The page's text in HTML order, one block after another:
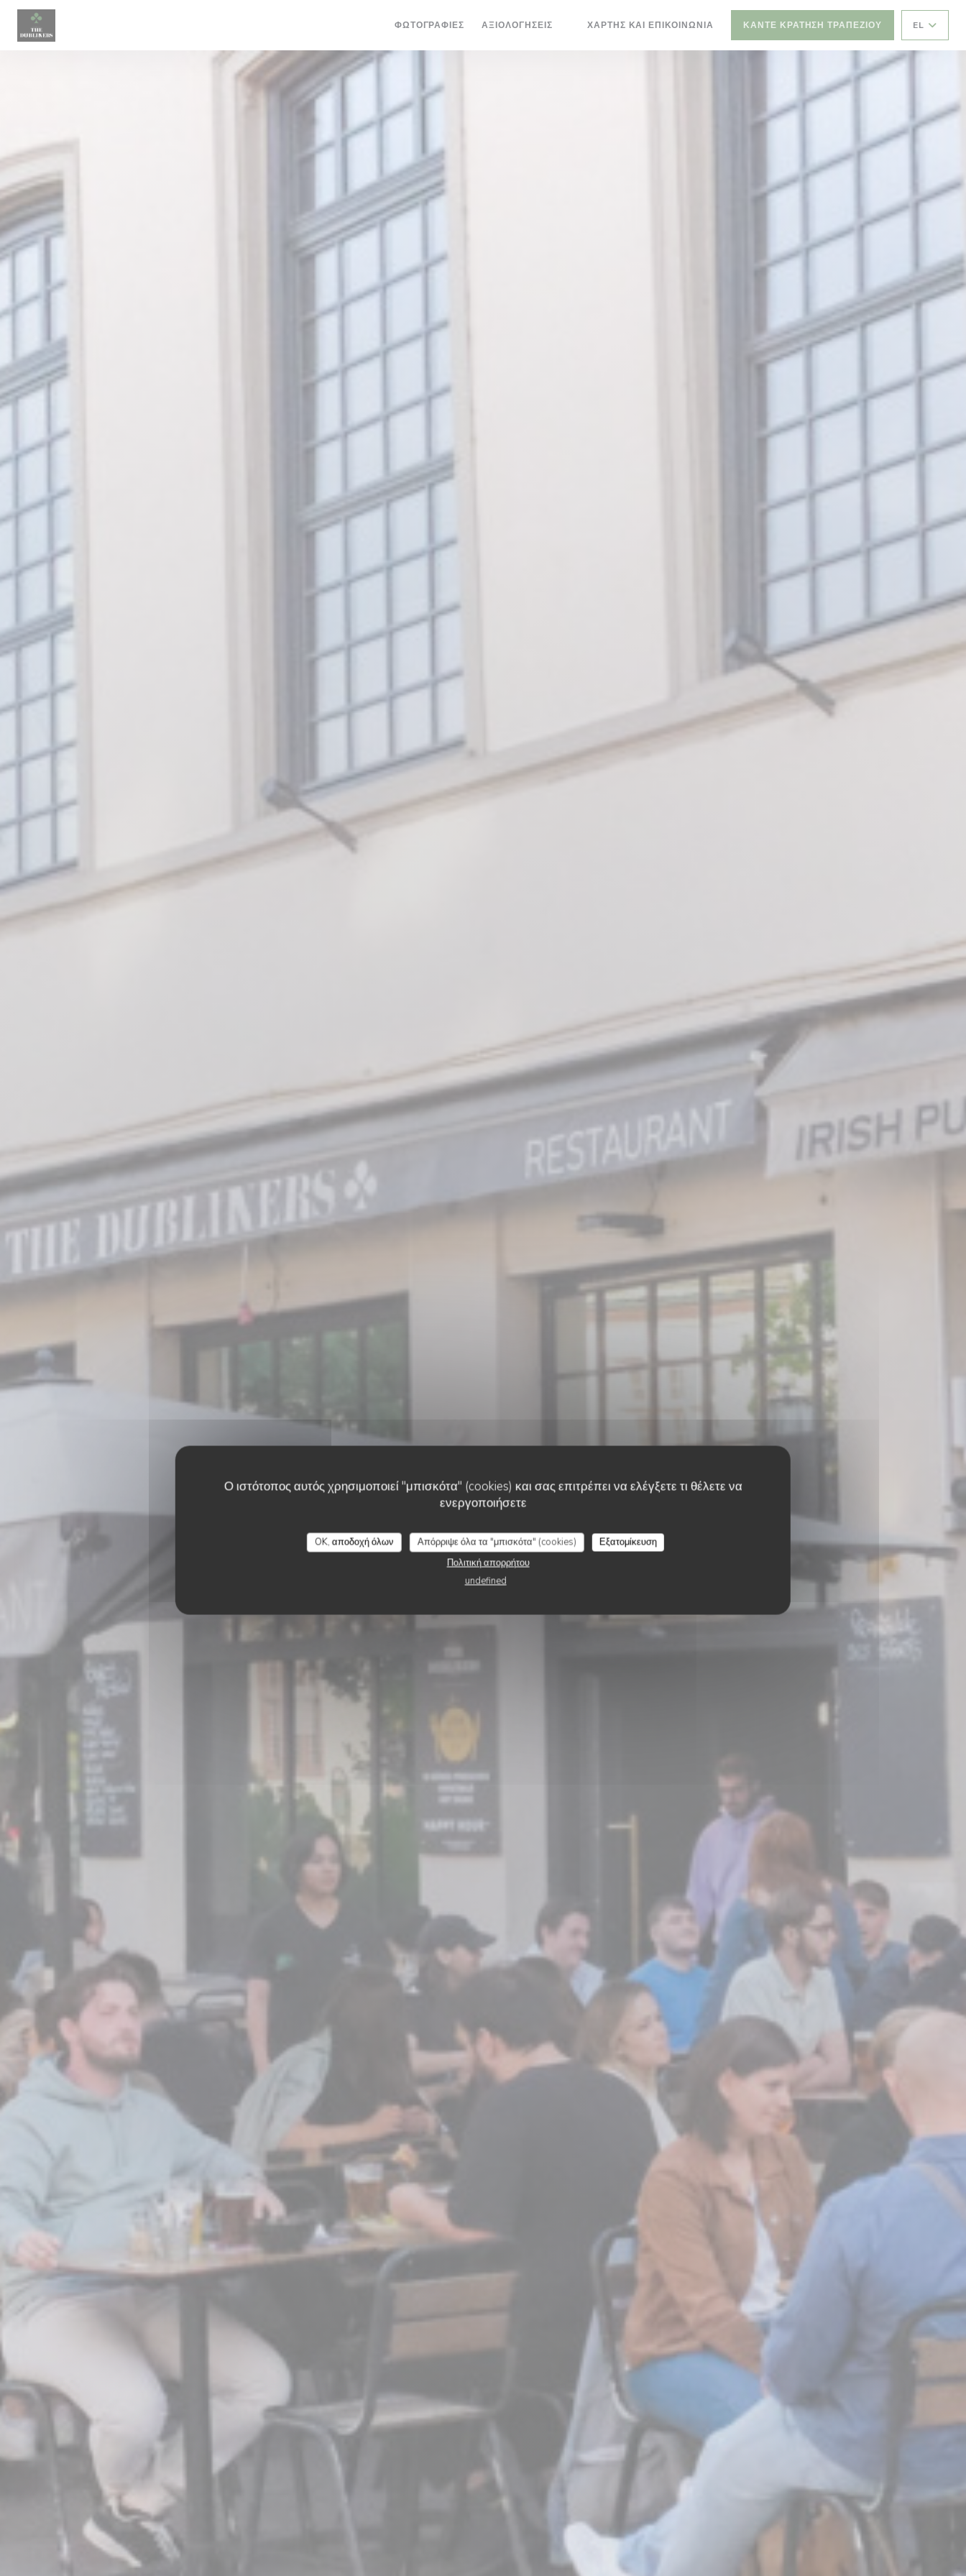
Πίνακας διαχείρισης "Μπισκότων" (Cookies)
Ο ιστότοπος αυτός χρησιμοποιεί "μπισκότα" (cookies) και σας επιτρέπει να ελέγξετε τι θέλετε να
ενεργοποιήσετε
OK, αποδοχή όλων Απόρριψε όλα τα "μπισκότα" (cookies)
Εξατομίκευση
Πολιτική απορρήτου
undefined
ΦΩΤΟΓΡΑΦΊΕΣ ΑΞΙΟΛΟΓΉΣΕΙΣ ΧΆΡΤΗΣ ΚΑΙ ΕΠΙΚΟΙΝΩΝΊΑ ΚΆΝΤΕ ΚΡΆΤΗΣΗ ΤΡΑΠΕΖΙΟΎ EL
ΙΡΛΑΝΔΙΚΉ ΠΑΜΠ• STRASBOURG
The dubliners